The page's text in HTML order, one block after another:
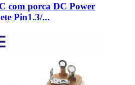
com porca DC Power
Pin1.3/...